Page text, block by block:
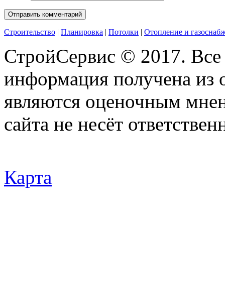
Строительство | Планировка | Потолки | Отопление и
СтройСервис © 2017.
информация получена из
являются оценочным
сайта не несёт
Карта